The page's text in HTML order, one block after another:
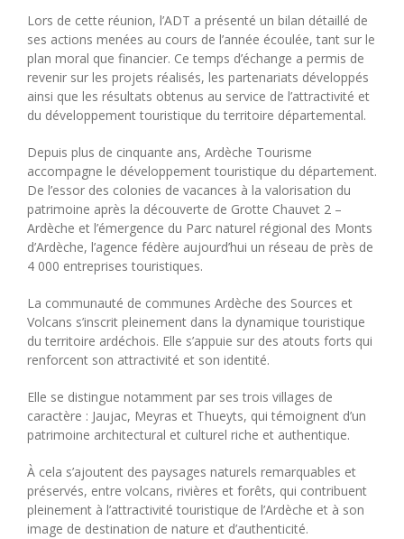
Lors de cette réunion, l’ADT a présenté un bilan détaillé de
ses actions menées au cours de l’année écoulée, tant sur le
plan moral que financier. Ce temps d’échange a permis de
revenir sur les projets réalisés, les partenariats développés
ainsi que les résultats obtenus au service de l’attractivité et
du développement touristique du territoire départemental.
Depuis plus de cinquante ans, Ardèche Tourisme
accompagne le développement touristique du département.
De l’essor des colonies de vacances à la valorisation du
patrimoine après la découverte de Grotte Chauvet 2 –
Ardèche et l’émergence du Parc naturel régional des Monts
d’Ardèche, l’agence fédère aujourd’hui un réseau de près de
4 000 entreprises touristiques.
La communauté de communes Ardèche des Sources et
Volcans s’inscrit pleinement dans la dynamique touristique
du territoire ardéchois. Elle s’appuie sur des atouts forts qui
renforcent son attractivité et son identité.
Elle se distingue notamment par ses trois villages de
caractère : Jaujac, Meyras et Thueyts, qui témoignent d’un
patrimoine architectural et culturel riche et authentique.
À cela s’ajoutent des paysages naturels remarquables et
préservés, entre volcans, rivières et forêts, qui contribuent
pleinement à l’attractivité touristique de l’Ardèche et à son
image de destination de nature et d’authenticité.